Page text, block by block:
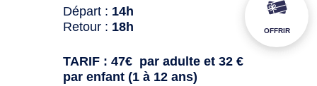
Départ : 14h
Retour : 18h
TARIF : 47€ par adulte et 32 €
par enfant (1 à 12 ans)
OFFRIR